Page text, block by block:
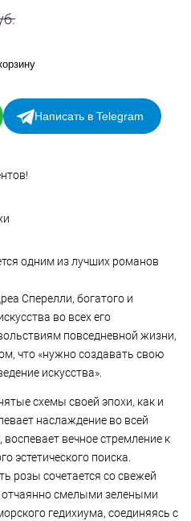
Написать в Telegram
одним из лучших романов
Сперелли, богатого и
во всех его
повседневной жизни,
что «нужно создавать свою
искусства».
схемы своей эпохи, как и
наслаждение во всей
вечное стремление к
эстетического поиска.
розы сочетается со свежей
смелыми зелеными
гедихиума, соединяясь с